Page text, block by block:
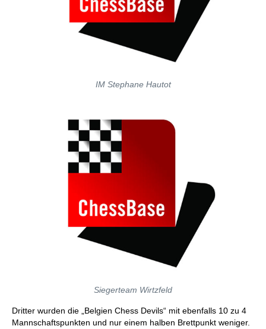
IM Stephane Hautot
Siegerteam Wirtzfeld
Dritter wurden die „Belgien Chess Devils“ mit ebenfalls 10 zu 4
Mannschaftspunkten und nur einem halben Brettpunkt weniger.